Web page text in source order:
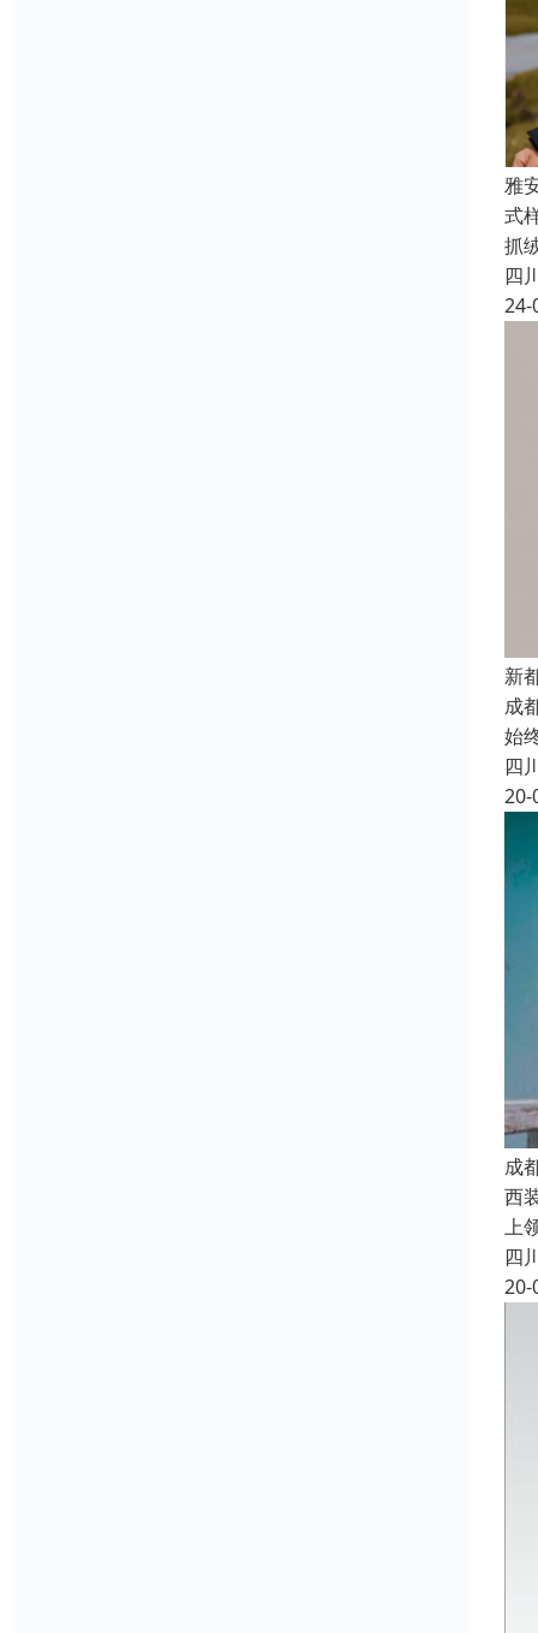
雅
式
抓
四
24-
新
成
始
四
20-
成
西
上
四
20-